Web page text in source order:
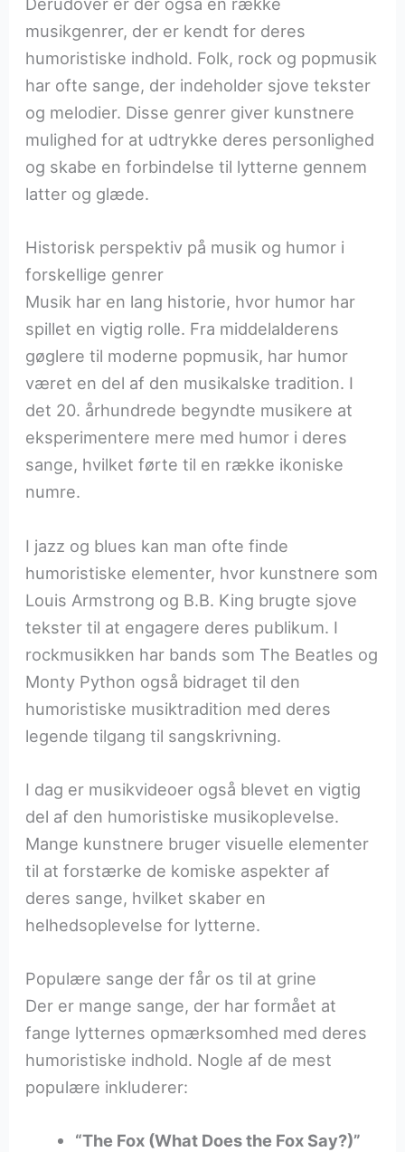
musikgenrer, der er kendt for deres
humoristiske indhold. Folk, rock og popmusik
har ofte sange, der indeholder sjove tekster
og melodier. Disse genrer giver kunstnere
mulighed for at udtrykke deres personlighed
og skabe en forbindelse til lytterne gennem
latter og glæde.
Historisk perspektiv på musik og humor i
forskellige genrer
Musik har en lang historie, hvor humor har
spillet en vigtig rolle. Fra middelalderens
gøglere til moderne popmusik, har humor
været en del af den musikalske tradition. I
det 20. århundrede begyndte musikere at
eksperimentere mere med humor i deres
sange, hvilket førte til en række ikoniske
numre.
I jazz og blues kan man ofte finde
humoristiske elementer, hvor kunstnere som
Louis Armstrong og B.B. King brugte sjove
tekster til at engagere deres publikum. I
rockmusikken har bands som The Beatles og
Monty Python også bidraget til den
humoristiske musiktradition med deres
legende tilgang til sangskrivning.
I dag er musikvideoer også blevet en vigtig
del af den humoristiske musikoplevelse.
Mange kunstnere bruger visuelle elementer
til at forstærke de komiske aspekter af
deres sange, hvilket skaber en
helhedsoplevelse for lytterne.
Populære sange der får os til at grine
Der er mange sange, der har formået at
fange lytternes opmærksomhed med deres
humoristiske indhold. Nogle af de mest
populære inkluderer:
“The Fox (What Does the Fox Say?)”